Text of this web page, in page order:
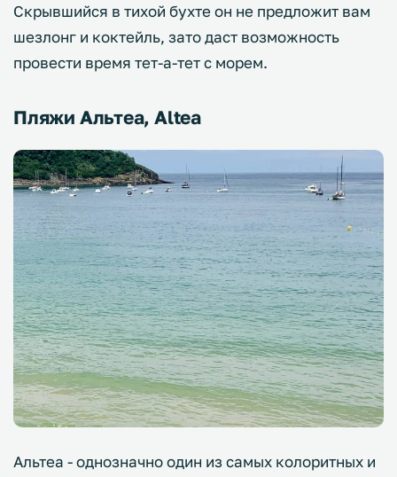
Скрывшийся в тихой бухте он не предложит вам
шезлонг и коктейль, зато даст возможность
провести время тет-а-тет с морем.
Пляжи Альтеа, Altea
Альтеа - однозначно один из самых колоритных и